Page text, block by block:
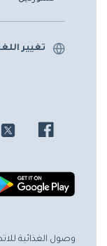
تغيير
وصول الغذائية